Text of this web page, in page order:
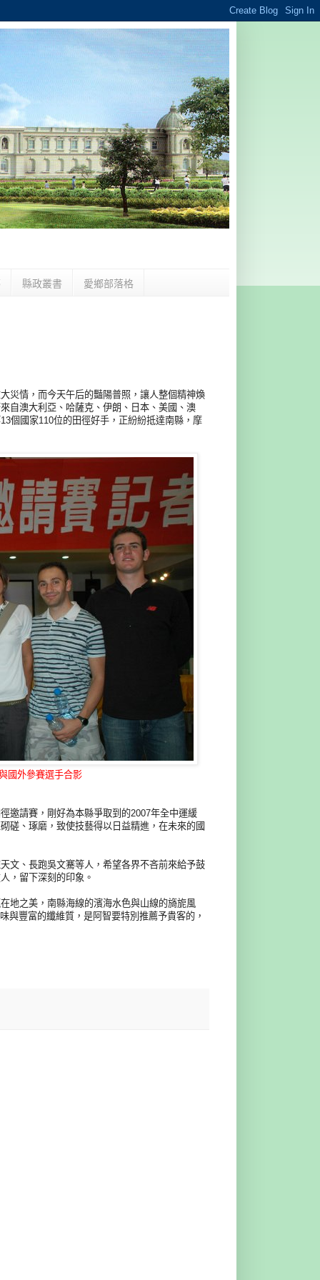
縣政叢書 愛鄉部落格
災情，而今天午后的豔陽普照，讓人整個精神煥
自澳大利亞、哈薩克、伊朗、日本、美國、澳
個國家110位的田徑好手，正紛紛抵達南縣，摩
國外參賽選手合影
邀請賽，剛好為本縣爭取到的2007年全中運緩
磋、琢磨，致使技藝得以日益精進，在未來的國
文、長跑吳文騫等人，希望各界不吝前來給予鼓
，留下深刻的印象。
地之美，南縣海線的濱海水色與山線的旖旎風
與豐富的纖維質，是阿智要特別推薦予貴客的，